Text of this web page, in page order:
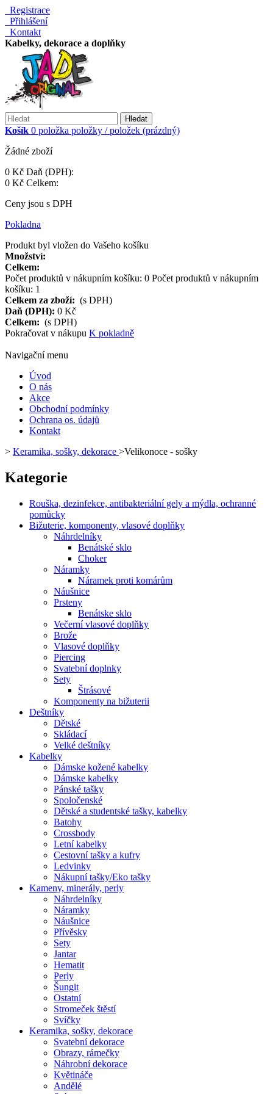
Registrace
Přihlášení
Kontakt
Kabelky, dekorace a doplňky
Hledat
Košík 0 položka položky / položek (prázdný)
Žádné zboží
0 Kč Daň (DPH):
0 Kč Celkem:
Ceny jsou s DPH
Pokladna
Produkt byl vložen do Vašeho košíku
Množství:
Celkem:
Počet produktů v nákupním košíku: 0 Počet produktů v nákupním
košíku: 1
Celkem za zboží: (s DPH)
Daň (DPH): 0 Kč
Celkem: (s DPH)
Pokračovat v nákupu K pokladně
Navigační menu
Úvod
O nás
Akce
Obchodní podmínky
Ochrana os. údajů
Kontakt
> Keramika, sošky, dekorace >Velikonoce - sošky
Kategorie
Rouška, dezinfekce, antibakteriální gely a mýdla, ochranné
pomůcky
Bižuterie, komponenty, vlasové doplňky
Náhrdelníky
Benátské sklo
Choker
Náramky
Náramek proti komárům
Náušnice
Prsteny
Benátske sklo
Večerní vlasové doplňky
Brože
Vlasové doplňky
Piercing
Svatební doplnky
Sety
Štrásové
Komponenty na bižuterii
Deštníky
Dětské
Skládací
Velké deštníky
Kabelky
Dámske kožené kabelky
Dámske kabelky
Pánské tašky
Spoločenské
Dětské a studentské tašky, kabelky
Batohy
Crossbody
Letní kabelky
Cestovní tašky a kufry
Ledvinky
Nákupní tašky/Eko tašky
Kameny, minerály, perly
Náhrdelníky
Náramky
Náušnice
Přívěsky
Sety
Jantar
Hematit
Perly
Šungit
Ostatní
Stromeček štěstí
Svíčky
Keramika, sošky, dekorace
Svatební dekorace
Obrazy, rámečky
Náhrobní dekorace
Květináče
Andělé